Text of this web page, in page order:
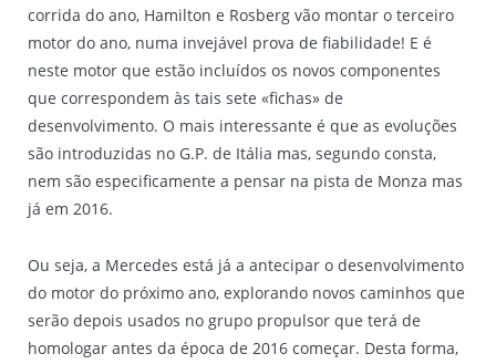
corrida do ano, Hamilton e Rosberg vão montar o terceiro
motor do ano, numa invejável prova de fiabilidade! E é
neste motor que estão incluídos os novos componentes
que correspondem às tais sete «fichas» de
desenvolvimento. O mais interessante é que as evoluções
são introduzidas no G.P. de Itália mas, segundo consta,
nem são especificamente a pensar na pista de Monza mas
já em 2016.
Ou seja, a Mercedes está já a antecipar o desenvolvimento
do motor do próximo ano, explorando novos caminhos que
serão depois usados no grupo propulsor que terá de
homologar antes da época de 2016 começar. Desta forma,